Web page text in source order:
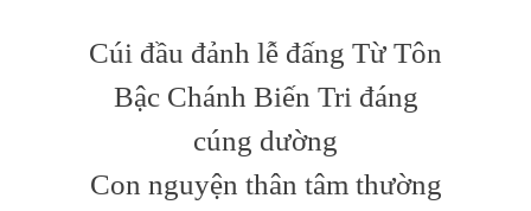
Cúi đầu đảnh lễ đấng Từ Tôn
Bậc Chánh Biến Tri đáng
cúng dường
Con nguyện thân tâm thường